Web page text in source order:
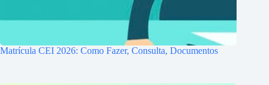
Matrícula CEI 2026: Como Fazer, Consulta, Documentos